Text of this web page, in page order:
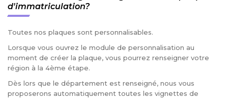
d'immatriculation?
Toutes nos plaques sont personnalisables.
Lorsque vous ouvrez le module de personnalisation au
moment de créer la plaque, vous pourrez renseigner votre
région à la 4ème étape.
Dès lors que le département est renseigné, nous vous
proposerons automatiquement toutes les vignettes de